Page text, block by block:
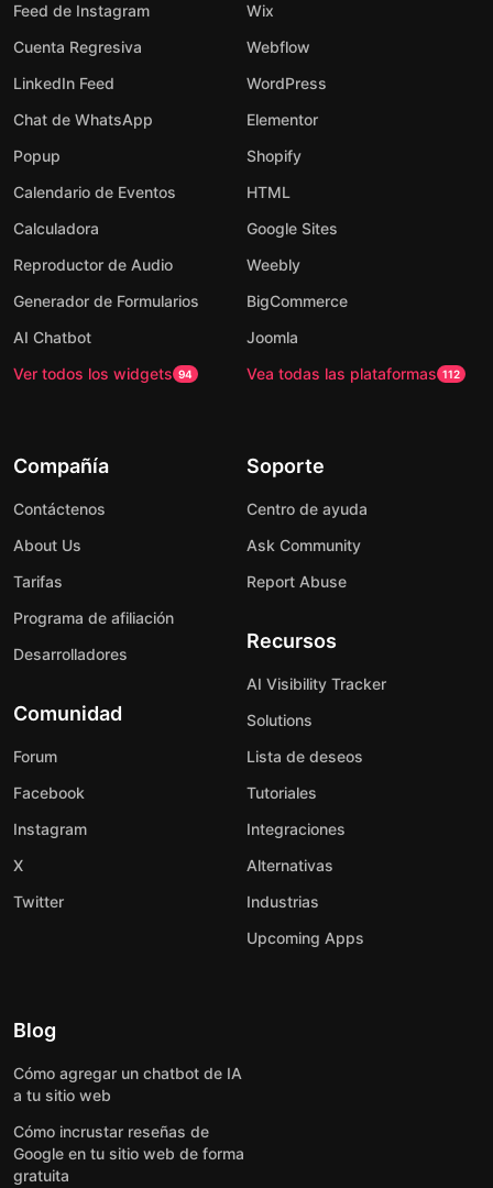
Feed de Instagram
Cuenta Regresiva
LinkedIn Feed
Chat de WhatsApp
Popup
Calendario de Eventos
Calculadora
Reproductor de Audio
Generador de Formularios
AI Chatbot
Ver todos los widgets 94
Wix
Webflow
WordPress
Elementor
Shopify
HTML
Google Sites
Weebly
BigCommerce
Joomla
Vea todas las plataformas 112
Compañía
Contáctenos
About Us
Tarifas
Programa de afiliación
Desarrolladores
Comunidad
Forum
Facebook
Instagram
X
Twitter
Soporte
Centro de ayuda
Ask Community
Report Abuse
Recursos
AI Visibility Tracker
Solutions
Lista de deseos
Tutoriales
Integraciones
Alternativas
Industrias
Upcoming Apps
Blog
Cómo agregar un chatbot de IA
a tu sitio web
Cómo incrustar reseñas de
Google en tu sitio web de forma
gratuita